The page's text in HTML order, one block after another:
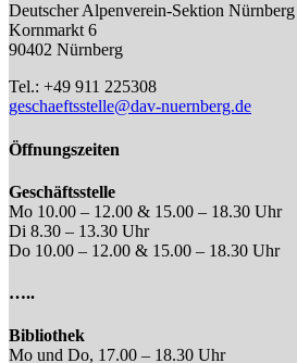
Deutscher Alpenverein-Sektion Nürnberg
Kornmarkt 6
90402 Nürnberg
Tel.: +49 911 225308
geschaeftsstelle@dav-nuernberg.de
Öffnungszeiten
Geschäftsstelle
Mo 10.00 – 12.00 & 15.00 – 18.30 Uhr
Di 8.30 – 13.30 Uhr
Do 10.00 – 12.00 & 15.00 – 18.30 Uhr
…..
Bibliothek
Mo und Do, 17.00 – 18.30 Uhr